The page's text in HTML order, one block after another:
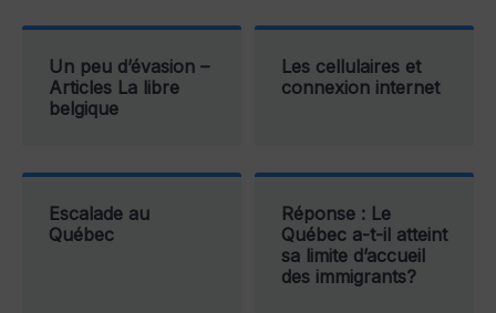
Un peu d’évasion –
Articles La libre
belgique
Les cellulaires et
connexion internet
Escalade au
Québec
Réponse : Le
Québec a-t-il atteint
sa limite d’accueil
des immigrants?